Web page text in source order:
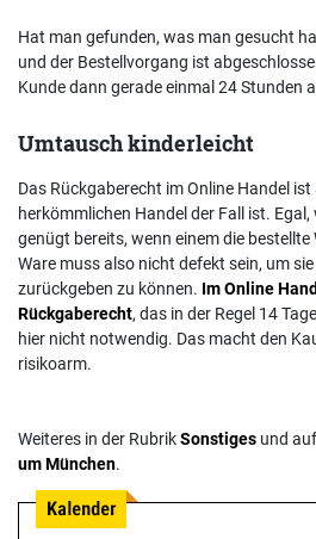
Hat man gefunden, was man gesucht
und der Bestellvorgang ist
Kunde dann gerade einmal 24 Stunden
Umtausch kinderleicht
Das Rückgaberecht im Online Handel
herkömmlichen Handel der Fall ist.
genügt bereits, wenn einem die
Ware muss also nicht defekt sein, um
zurückgeben zu können. Im Online
Rückgaberecht, das in der Regel 14
hier nicht notwendig. Das macht den
risikoarm.
Weiteres in der RubrikSonstiges und
um München.